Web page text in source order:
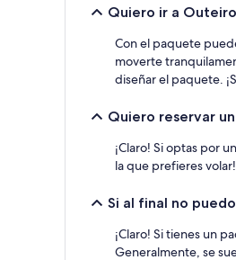
Quiero ir a
Con el paquete
moverte
diseñar el paquete.
Quiero reservar
¡Claro! Si optas por
la que prefieres
Si al final no
¡Claro! Si tienes un
Generalmente, se